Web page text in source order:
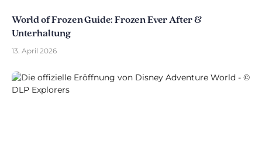
World of Frozen Guide: Frozen Ever After &
Unterhaltung
13. April 2026